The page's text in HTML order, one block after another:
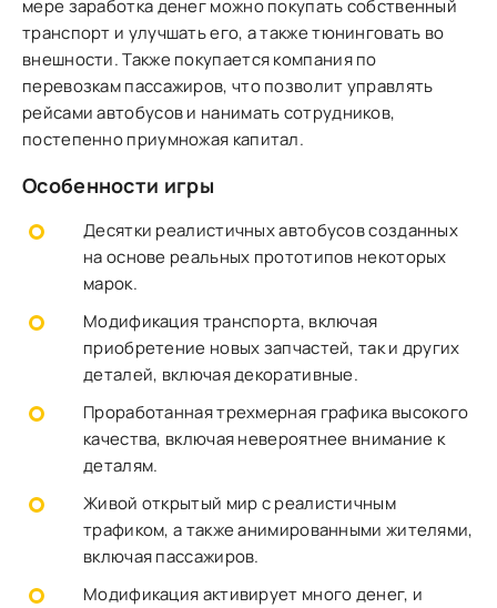
мере заработка денег можно покупать собственный
транспорт и улучшать его, а также тюнинговать во
внешности. Также покупается компания по
перевозкам пассажиров, что позволит управлять
рейсами автобусов и нанимать сотрудников,
постепенно приумножая капитал.
Особенности игры
Десятки реалистичных автобусов созданных
на основе реальных прототипов некоторых
марок.
Модификация транспорта, включая
приобретение новых запчастей, так и других
деталей, включая декоративные.
Проработанная трехмерная графика высокого
качества, включая невероятнее внимание к
деталям.
Живой открытый мир с реалистичным
трафиком, а также анимированными жителями,
включая пассажиров.
Модификация активирует много денег, и